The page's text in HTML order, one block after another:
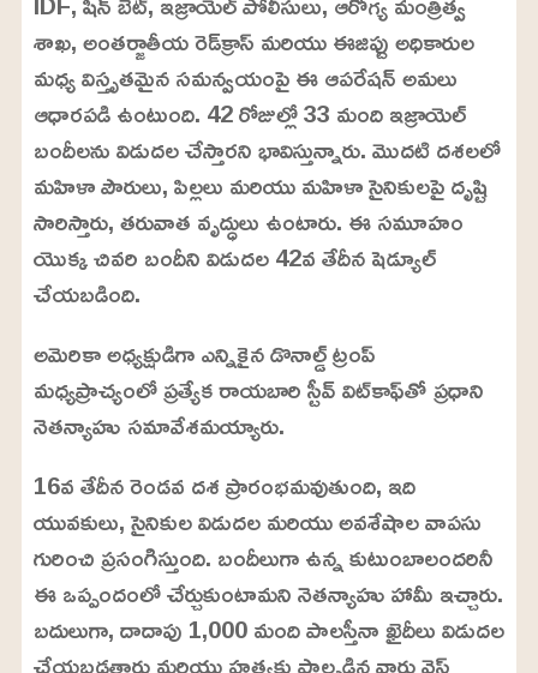
శాఖ, అంతర్జాతీయ రెడ్‌క్రాస్ మరియు ఈజిప్టు అధికారుల
మధ్య విస్తృతమైన సమన్వయంపై ఈ ఆపరేషన్ అమలు
ఆధారపడి ఉంటుంది. 42 రోజుల్లో 33 మంది ఇజ్రాయెల్
బందీలను విడుదల చేస్తారని భావిస్తున్నారు. మొదటి దశలలో
మహిళా పౌరులు, పిల్లలు మరియు మహిళా సైనికులపై దృష్టి
సారిస్తారు, తరువాత వృద్ధులు ఉంటారు. ఈ సమూహం
యొక్క చివరి బందీని విడుదల 42వ తేదీన షెడ్యూల్
చేయబడింది.
అమెరికా అధ్యక్షుడిగా ఎన్నికైన డొనాల్డ్ ట్రంప్
మధ్యప్రాచ్యంలో ప్రత్యేక రాయబారి స్టీవ్ విట్‌కాఫ్‌తో ప్రధాని
నెతన్యాహు సమావేశమయ్యారు.
16వ తేదీన రెండవ దశ ప్రారంభమవుతుంది, ఇది
యువకులు, సైనికుల విడుదల మరియు అవశేషాల వాపసు
గురించి ప్రసంగిస్తుంది. బందీలుగా ఉన్న కుటుంబాలందరినీ
ఈ ఒప్పందంలో చేర్చుకుంటామని నెతన్యాహు హామీ ఇచ్చారు.
బదులుగా, దాదాపు 1,000 మంది పాలస్తీనా ఖైదీలు విడుదల